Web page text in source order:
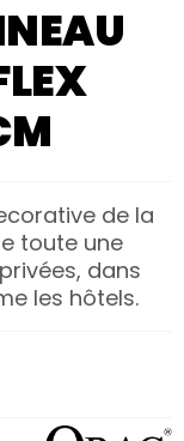
de la
toute une
dans
les hôtels.